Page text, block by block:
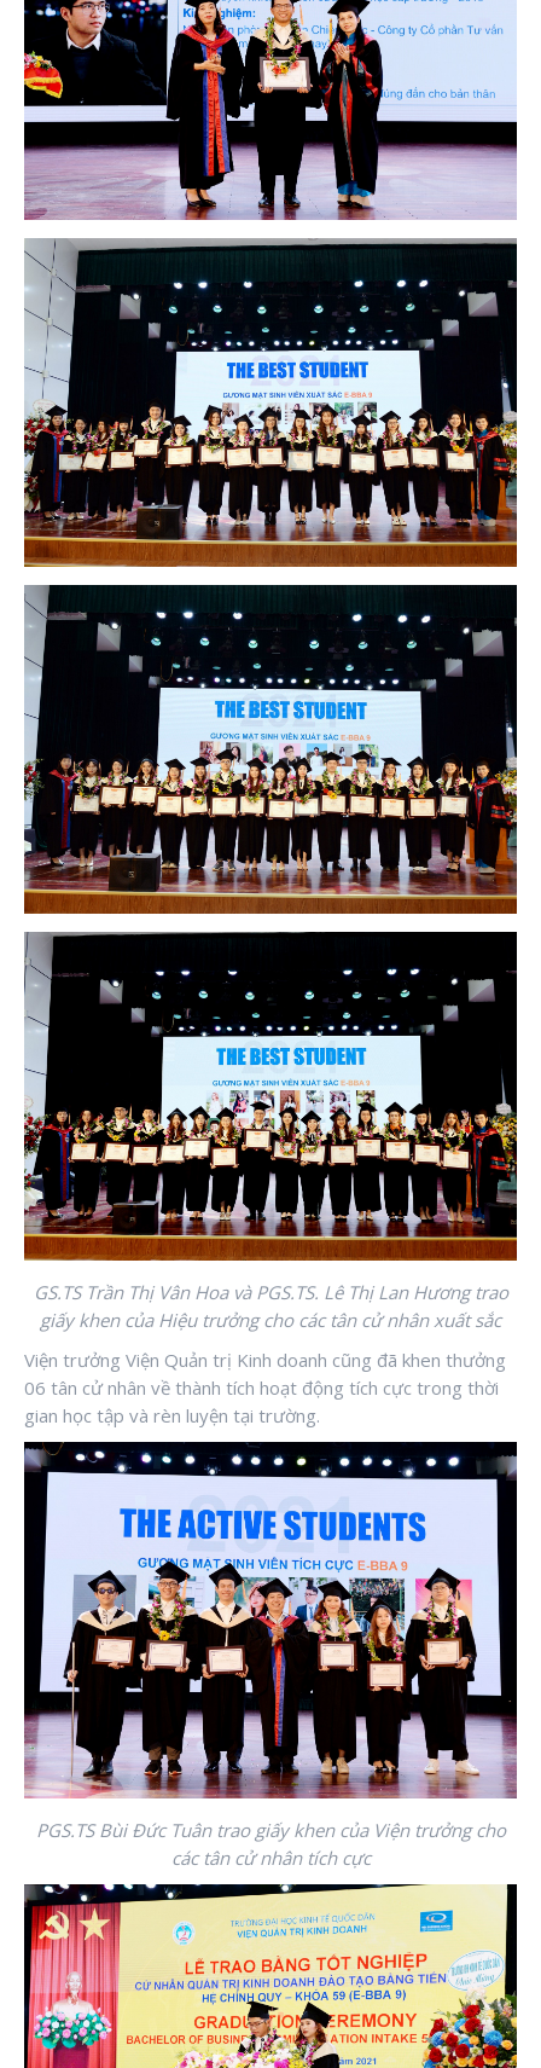
GS.TS Trần Thị Vân Hoa và PGS.TS. Lê Thị Lan Hương trao
giấy khen của Hiệu trưởng cho các tân cử nhân xuất sắc
Viện trưởng Viện Quản trị Kinh doanh cũng đã khen thưởng
06 tân cử nhân về thành tích hoạt động tích cực trong thời
gian học tập và rèn luyện tại trường.
PGS.TS Bùi Đức Tuân trao giấy khen của Viện trưởng cho
các tân cử nhân tích cực